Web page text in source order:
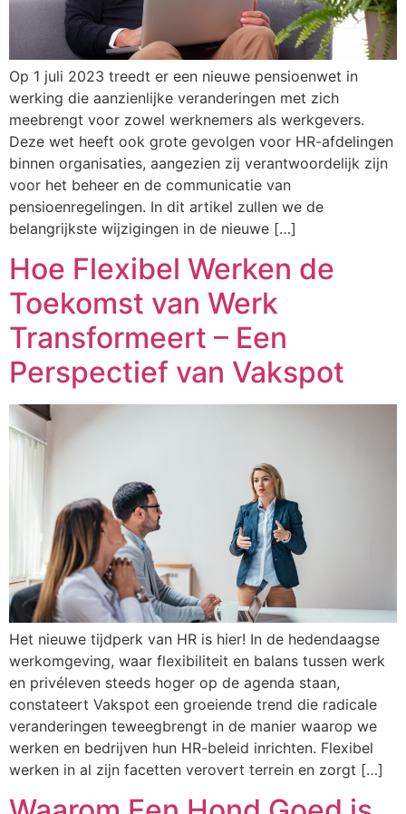
Op 1 juli 2023 treedt er een nieuwe pensioenwet in
werking die aanzienlijke veranderingen met zich
meebrengt voor zowel werknemers als werkgevers.
Deze wet heeft ook grote gevolgen voor HR-afdelingen
binnen organisaties, aangezien zij verantwoordelijk zijn
voor het beheer en de communicatie van
pensioenregelingen. In dit artikel zullen we de
belangrijkste wijzigingen in de nieuwe […]
Hoe Flexibel Werken de
Toekomst van Werk
Transformeert – Een
Perspectief van Vakspot
Het nieuwe tijdperk van HR is hier! In de hedendaagse
werkomgeving, waar flexibiliteit en balans tussen werk
en privéleven steeds hoger op de agenda staan,
constateert Vakspot een groeiende trend die radicale
veranderingen teweegbrengt in de manier waarop we
werken en bedrijven hun HR-beleid inrichten. Flexibel
werken in al zijn facetten verovert terrein en zorgt […]